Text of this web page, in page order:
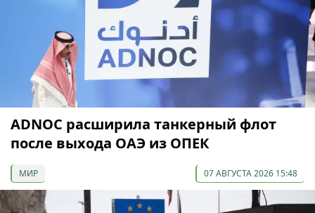
ADNOC расширила танкерный флот
после выхода ОАЭ из ОПЕК
МИР 07 АВГУСТА 2026 15:48